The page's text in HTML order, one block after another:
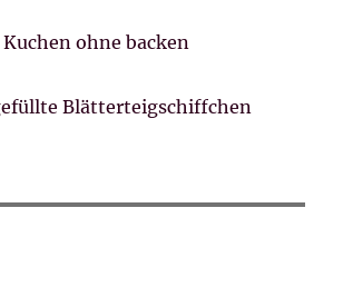
Kuchen ohne backen
Blätterteigschiffchen